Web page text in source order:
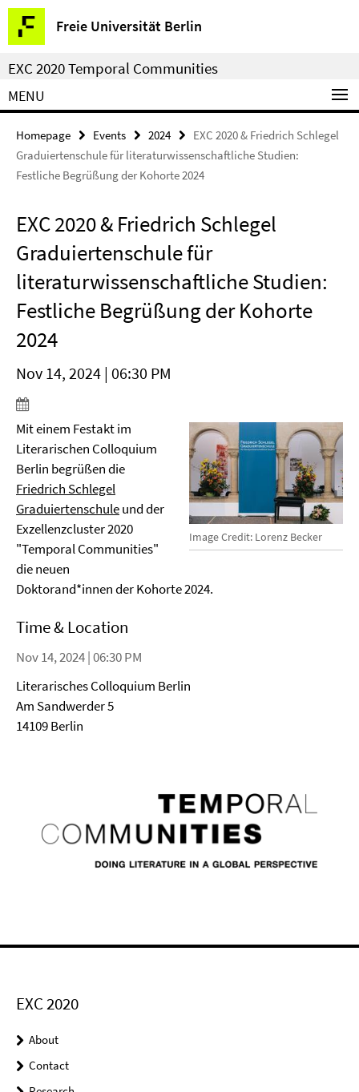
Springe
direkt
zu
Inhalt
Freie Universität Berlin
Service
Navigation
EXC 2020 Temporal Communities
MENU
Homepage Events 2024
EXC 2020 & Friedrich Schlegel
Graduiertenschule für literaturwissenschaftliche Studien:
Festliche Begrüßung der Kohorte 2024
EXC 2020 & Friedrich Schlegel
Graduiertenschule für
literaturwissenschaftliche Studien:
Festliche Begrüßung der Kohorte
2024
Nov 14, 2024 | 06:30 PM
Image Credit: Lorenz Becker
Mit einem Festakt im
Literarischen Colloquium
Berlin begrüßen die
Friedrich Schlegel
Graduiertenschuleund der
Exzellenzcluster 2020
"Temporal Communities"
die neuen
Doktorand*innen der Kohorte 2024.
Time & Location
Nov 14, 2024 | 06:30 PM
Literarisches Colloquium Berlin
Am Sandwerder 5
14109 Berlin
EXC 2020
About
Contact